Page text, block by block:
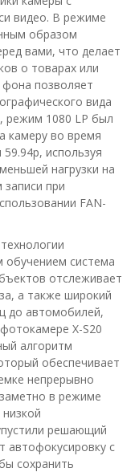
видео. В режиме
образом
вами, что делает
о товарах или
позволяет
вида
режим 1080 LP был
камеру во время
используя
нагрузки на
при
FAN-
обучением система
отслеживает
а также широкий
до автомобилей,
X-S20
алгоритм
обеспечивает
непрерывно
в режиме
решающий
автофокусировку с
сохранить